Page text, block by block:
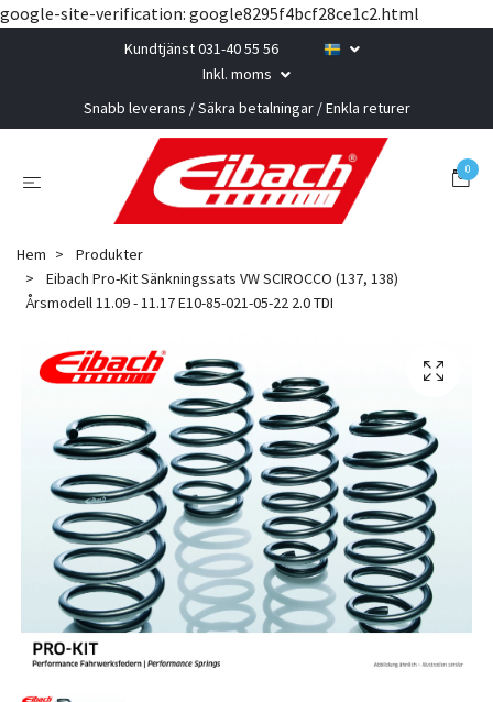
google-site-verification: google8295f4bcf28ce1c2.html
Kundtjänst 031-40 55 56
Inkl. moms
Snabb leverans / Säkra betalningar / Enkla returer
0
Hem
Produkter
Eibach Pro-Kit Sänkningssats VW SCIROCCO (137, 138)
Årsmodell 11.09 - 11.17 E10-85-021-05-22 2.0 TDI